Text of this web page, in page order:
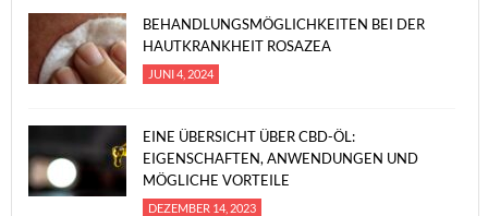
BEHANDLUNGSMÖGLICHKEITEN BEI DER
HAUTKRANKHEIT ROSAZEA
JUNI 4, 2024
EINE ÜBERSICHT ÜBER CBD-ÖL:
EIGENSCHAFTEN, ANWENDUNGEN UND
MÖGLICHE VORTEILE
DEZEMBER 14, 2023